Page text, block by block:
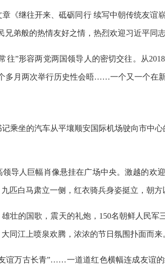
《继往开来、砥砺同行 续写中朝传统友谊
兄弟般的热情友好之情，热烈欢迎习近平同
往”形容两党两国领导人的密切交往。从
多月两次举行历史性会晤……一个又一个在
乘坐的汽车从平壤顺安国际机场驶向市中
导人巨幅肖像悬挂在广场中央。激越的欢
匹白马肃立一侧，红衣骑兵身姿挺立，朝方
壮的国歌，震天的礼炮，150名朝鲜人民
同江上喷泉欢腾，浓浓的节日氛围扑面而来
谊万古长青”……一道道红色横幅连成友